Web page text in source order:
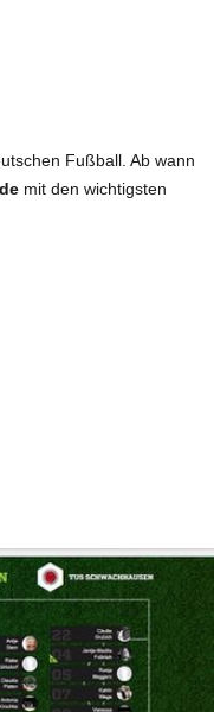
Fußball. Ab wann
mit den wichtigsten